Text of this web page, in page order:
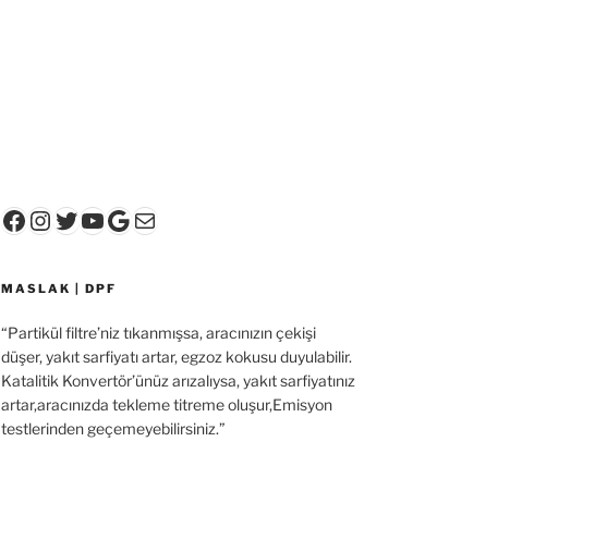
Facebook
Instagram
Twitter
YouTube
Google
E-posta
MASLAK | DPF
“Partikül filtre’niz tıkanmışsa, aracınızın çekişi
düşer, yakıt sarfiyatı artar, egzoz kokusu duyulabilir.
Katalitik Konvertör’ünüz arızalıysa, yakıt sarfiyatınız
artar,aracınızda tekleme titreme oluşur,Emisyon
testlerinden geçemeyebilirsiniz.”